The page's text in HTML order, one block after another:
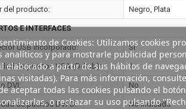
del producto: Negro, Plata
E INTERFACES
USB incorporado: Si
de puertos VGA (D-Sub): 1
DVI: No
de puertos DVI-D: No indicado
de Cookies: Utilizamos cookies
analíticos y para mostrarle publicidad
elaborado a partir de sus hábitos de
visitadas). Para más información,
aceptar todas las cookies pulsando el botón
o rechazar su uso pulsando